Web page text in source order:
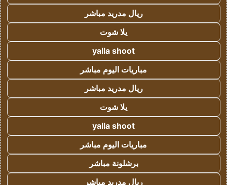
ريال مدريد مباشر
يلا شوت
yalla shoot
مباريات اليوم مباشر
ريال مدريد مباشر
يلا شوت
yalla shoot
مباريات اليوم مباشر
برشلونة مباشر
ريال مدريد مباشر